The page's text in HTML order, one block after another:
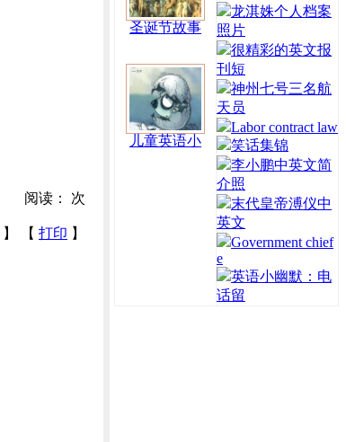
阅读： 次
】 【 打印 】
圣诞节故事
儿童英语小
龙淇姝个人档案
照片
很精彩的英文报
刊短
神州七号三名航
天员
Labor contract law
笑话集锦
李小鹏中英文简
介照
末代皇帝溥仪中
英文
Government chief
e
英语小幽默：电
话留